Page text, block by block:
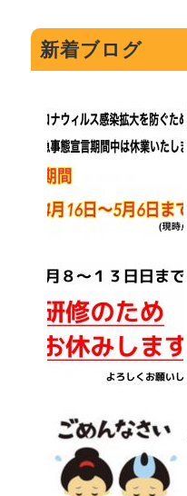
新着ブログ